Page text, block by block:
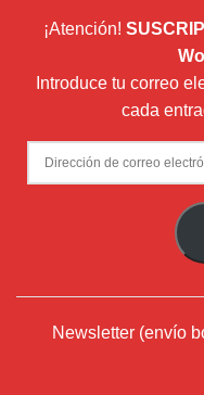
¡Atención!
Introduce tu correo
cada
Dirección
de
Newsletter (envío